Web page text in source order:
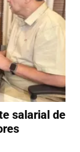
salarial de